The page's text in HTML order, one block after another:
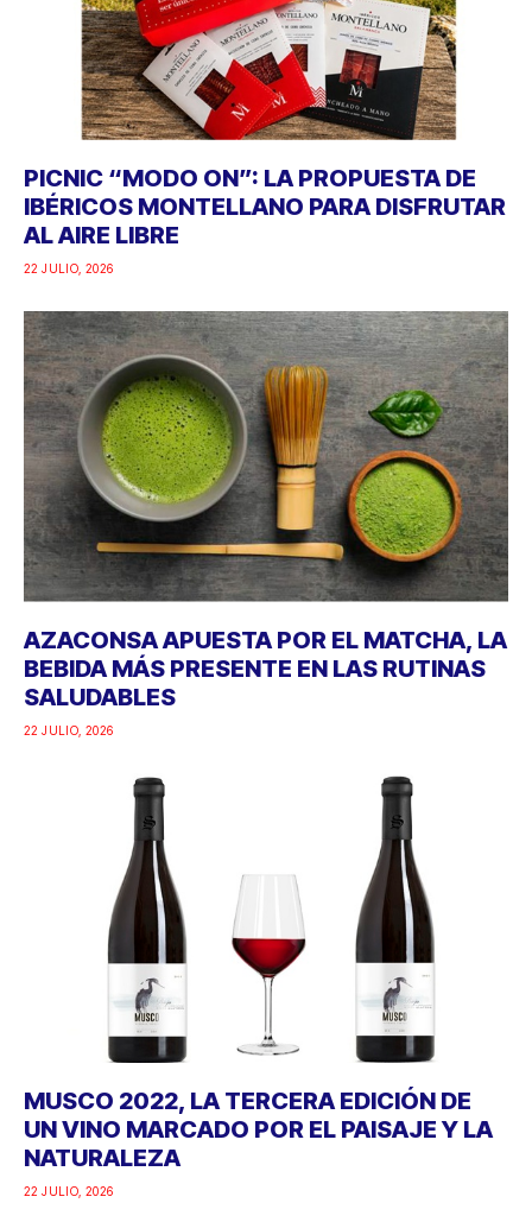
PICNIC “MODO ON”: LA PROPUESTA DE
IBÉRICOS MONTELLANO PARA DISFRUTAR
AL AIRE LIBRE
22 JULIO, 2026
AZACONSA APUESTA POR EL MATCHA, LA
BEBIDA MÁS PRESENTE EN LAS RUTINAS
SALUDABLES
22 JULIO, 2026
MUSCO 2022, LA TERCERA EDICIÓN DE
UN VINO MARCADO POR EL PAISAJE Y LA
NATURALEZA
22 JULIO, 2026